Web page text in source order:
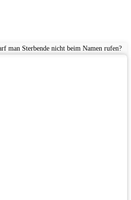
man Sterbende nicht beim Namen rufen?